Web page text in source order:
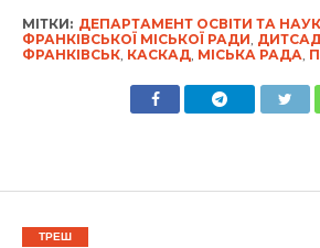
МІТКИ: ДЕПАРТАМЕНТ ОСВІТИ ТА
ФРАНКІВСЬКОЇ МІСЬКОЇ РАДИ
ФРАНКІВСЬК, КАСКАД, МІСЬКА РАДА
ТРЕШ